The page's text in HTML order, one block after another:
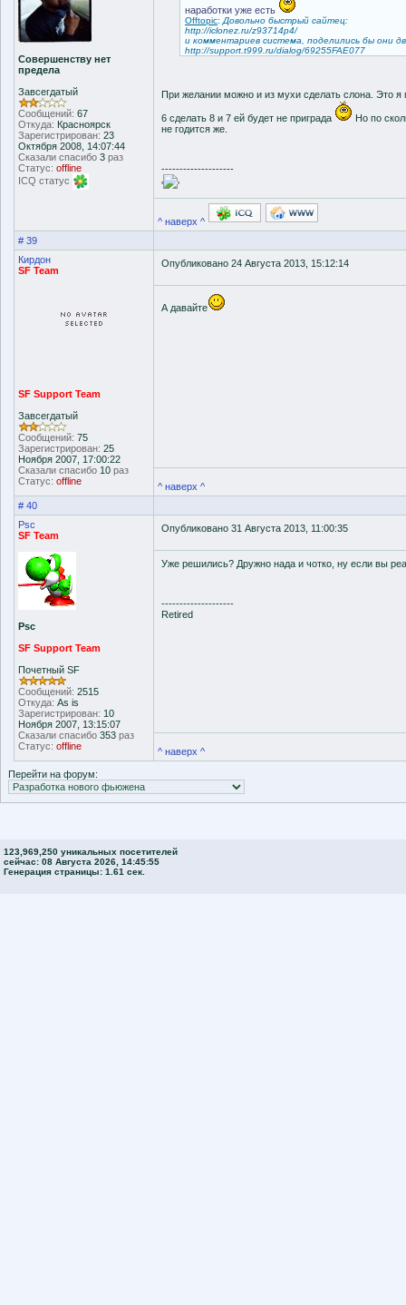
Совершенству нет
предела
Завсегдатый
Сообщений: 67
Откуда: Красноярск
Зарегистрирован: 23
Октября 2008, 14:07:44
Сказали спасибо 3 раз
Статус: offline
ICQ статус
наработки уже есть
Offtopic: Довольно быстрый сайтец:
http://iclonez.ru/z93714p4/
и комментариев система, поделились бы они
http://support.t999.ru/dialog/69255FAE077
При желании можно и из мухи сделать слона. Это я
6 сделать 8 и 7 ей будет не приграда
Но по
не годится же.
--------------------
'
'
^ наверх ^
# 39
Кирдон
SF Team
SF Support Team
Завсегдатый
Сообщений: 75
Зарегистрирован: 25
Ноября 2007, 17:00:22
Сказали спасибо 10 раз
Статус: offline
Опубликовано 24 Августа 2013, 15:12:14
А давайте
^ наверх ^
# 40
Psc
SF Team
Psc
SF Support Team
Почетный SF
Сообщений: 2515
Откуда: As is
Зарегистрирован: 10
Ноября 2007, 13:15:07
Сказали спасибо 353 раз
Статус: offline
Опубликовано 31 Августа 2013, 11:00:35
Уже решились? Дружно нада и чотко, ну если вы
--------------------
Retired
^ наверх ^
Перейти на форум:
123,969,250 уникальных посетителей
сейчас: 08 Августа 2026, 14:45:55
Генерация страницы: 1.61 сек.